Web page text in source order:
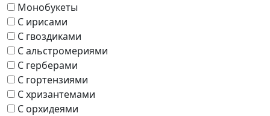
Монобукеты
С ирисами
С гвоздиками
С альстромериями
С герберами
С гортензиями
С хризантемами
С орхидеями